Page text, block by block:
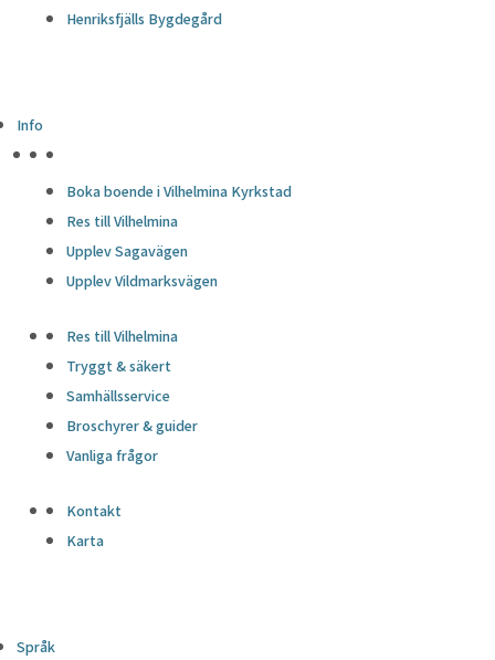
Henriksfjälls Bygdegård
Info
Boka boende i Vilhelmina Kyrkstad
Res till Vilhelmina
Upplev Sagavägen
Upplev Vildmarksvägen
Res till Vilhelmina
Tryggt & säkert
Samhällsservice
Broschyrer & guider
Vanliga frågor
Kontakt
Karta
Språk